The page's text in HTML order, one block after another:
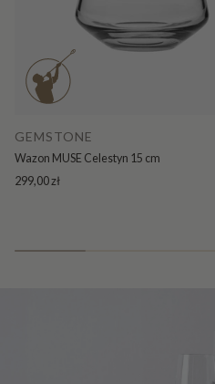
GEMSTONE
Wazon MUSE Celestyn 15 cm
299,00 zł